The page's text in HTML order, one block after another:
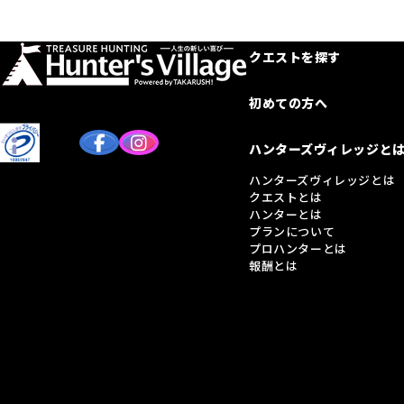
クエストを探す
初めての方へ
ハンターズヴィレッジと
ハンターズヴィレッジとは
クエストとは
ハンターとは
プランについて
プロハンターとは
報酬とは